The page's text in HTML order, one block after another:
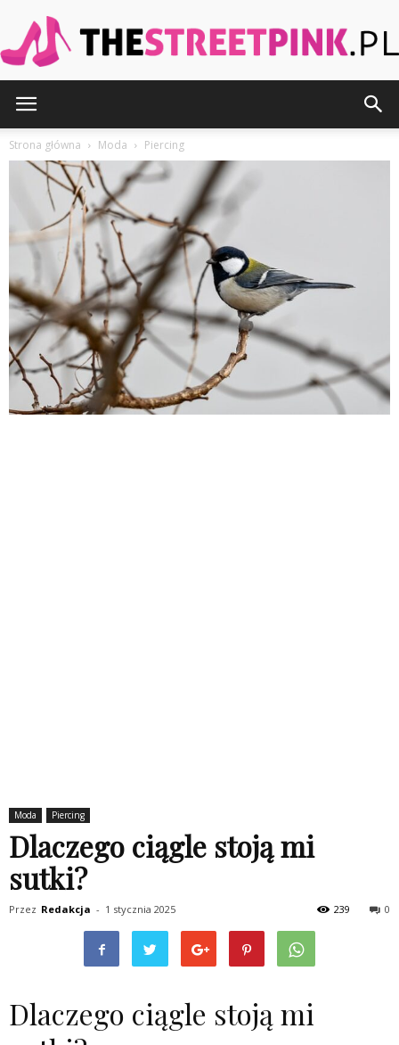
Strona główna Moda Piercing
Moda Piercing
Dlaczego ciągle stoją mi
sutki?
Przez Redakcja - 1 stycznia 2025 0
239
Dlaczego ciągle stoją mi